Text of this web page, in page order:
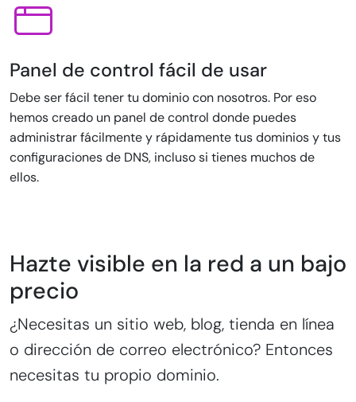
Panel de control fácil de usar
Debe ser fácil tener tu dominio con nosotros. Por eso
hemos creado un panel de control donde puedes
administrar fácilmente y rápidamente tus dominios y tus
configuraciones de DNS, incluso si tienes muchos de
ellos.
Hazte visible en la red a un bajo
precio
¿Necesitas un sitio web, blog, tienda en línea
o dirección de correo electrónico? Entonces
necesitas tu propio dominio.